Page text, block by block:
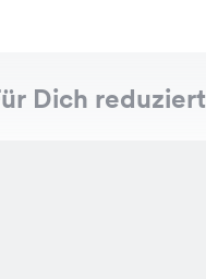
Dich reduziert